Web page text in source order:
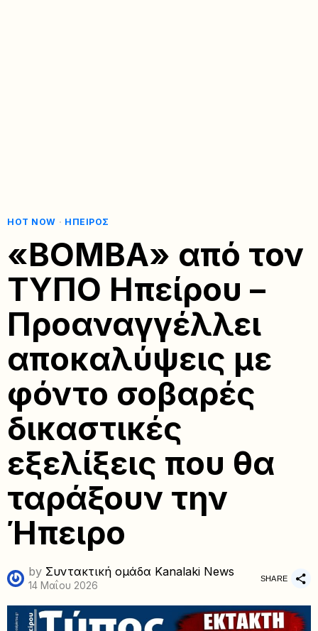
HOT NOW · ΉΠΕΙΡΟΣ
«ΒΟΜΒΑ» από τον
ΤΥΠΟ Ηπείρου –
Προαναγγέλλει
αποκαλύψεις με
φόντο σοβαρές
δικαστικές
εξελίξεις που θα
ταράξουν την
Ήπειρο
by Συντακτική ομάδα Kanalaki News
14 Μαΐου 2026
SHARE